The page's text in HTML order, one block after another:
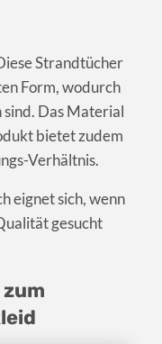
Strandtücher
Form, wodurch
sind. Das Material
bietet zudem
Verhältnis.
eignet sich, wenn
gesucht